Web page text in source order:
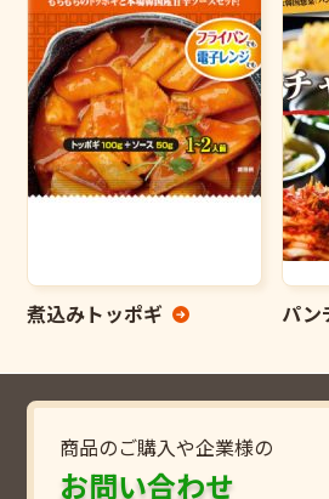
煮込みトッポギ パン
商品のご購入や企業様の
お問い合わせ